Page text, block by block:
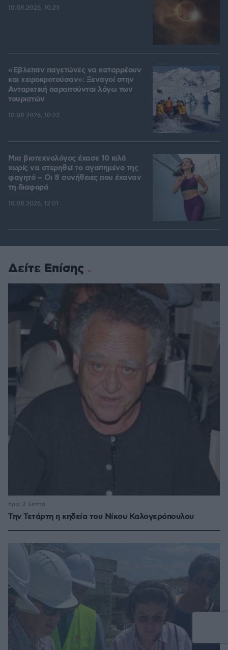
10.08.2026, 10:23
«Έβλεπαν παγετώνες να καταρρέουν
και χειροκροτούσαν»: Ξεναγοί στην
Ανταρκτική παραιτούνται λόγω των
τουριστών
10.08.2026, 10:23
Μια βιοτεχνολόγος έχασε 10 κιλά
χωρίς να στερηθεί το αγαπημένο της
φαγητό – Οι 8 συνήθειες που έκαναν
τη διαφορά
10.08.2026, 12:01
Δείτε Επίσης
Την Τετάρτη η κηδεία του Νίκου Καλογερόπουλου
πριν 2 λεπτά